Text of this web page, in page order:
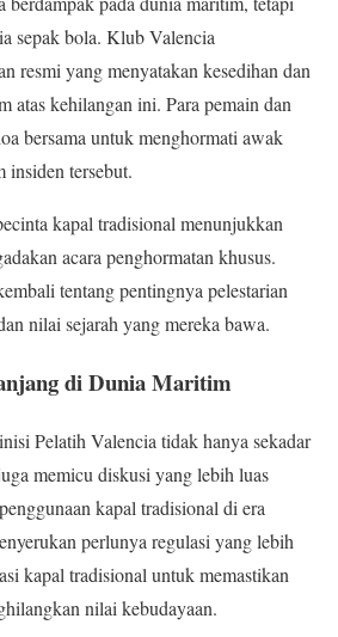
sepak bola. Klub Valencia
resmi yang menyatakan kesedihan dan
atas kehilangan ini. Para pemain dan
bersama untuk menghormati awak
insiden tersebut.
kapal tradisional menunjukkan
acara penghormatan khusus.
tentang pentingnya pelestarian
nilai sejarah yang mereka bawa.
di Dunia Maritim
Pelatih Valencia tidak hanya sekadar
memicu diskusi yang lebih luas
kapal tradisional di era
perlunya regulasi yang lebih
kapal tradisional untuk memastikan
nilai kebudayaan.